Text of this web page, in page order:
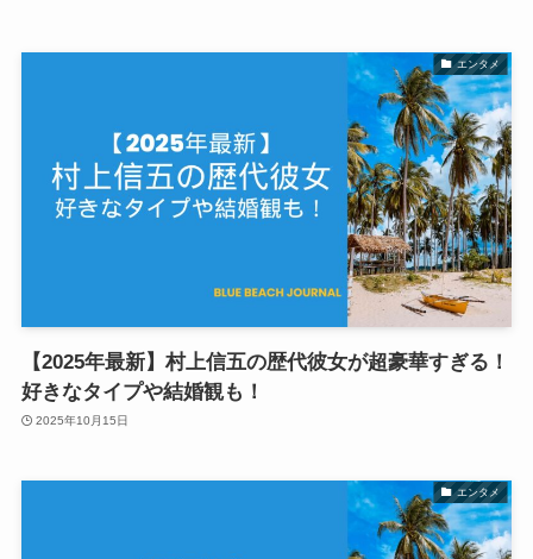
エンタメ
【2025年最新】村上信五の歴代彼女が超豪華すぎる！
好きなタイプや結婚観も！
2025年10月15日
エンタメ